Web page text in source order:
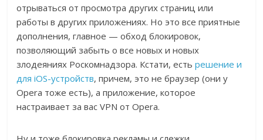
отрываться от просмотра других страниц или
работы в других приложениях. Но это все приятные
дополнения, главное — обход блокировок,
позволяющий забыть о все новых и новых
злодеяниях Роскомнадзора. Кстати, естьрешение и
для iOS-устройств, причем, это не браузер (они у
Opera тоже есть), а приложение, которое
настраивает за вас VPN от Opera.